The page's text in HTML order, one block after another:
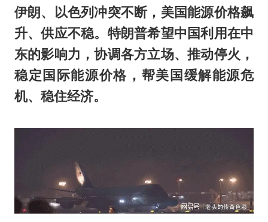
伊朗、以色列冲突不断，美国能源价格飙
升、供应不稳。特朗普希望中国利用在中
东的影响力，协调各方立场、推动停火，
稳定国际能源价格，帮美国缓解能源危
机、稳住经济。